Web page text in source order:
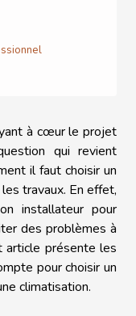
à cœur le projet
qui revient
il faut choisir un
travaux. En effet,
installateur pour
des problèmes à
article présente les
pour choisir un
climatisation.